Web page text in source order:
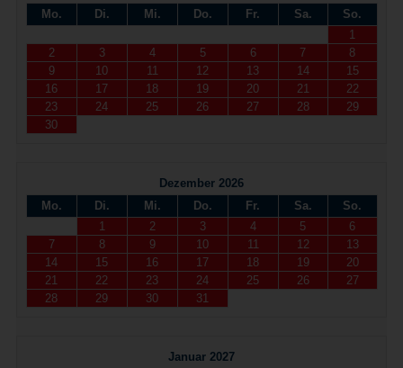
Mo.
Di. Mi. Do. Fr. Sa.
So.
1
2
3 4 5 6 7
8
9
10 11 12 13 14
15
16
17 18 19 20 21
22
23
24 25 26 27 28
29
30
Dezember 2026
Mo.
Di. Mi. Do. Fr. Sa.
So.
1
2 3 4 5
6
7
8 9 10 11 12
13
14
15 16 17 18 19
20
21
22 23 24 25 26
27
28
29 30 31
Januar 2027